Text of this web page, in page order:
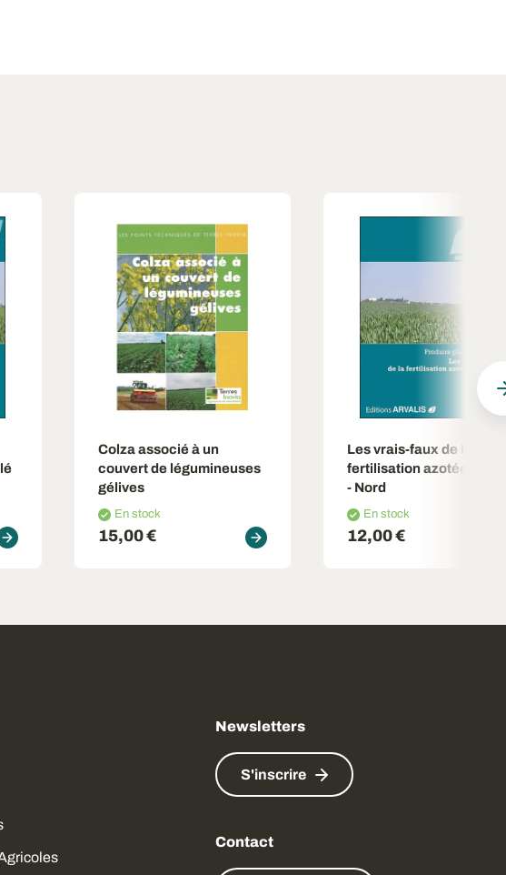
Colza associé à un
couvert de légumineuses
gélives
En stock
15,00 €
Les vrais-faux de la
fertilisation azotée du
- Nord
En stock
12,00 €
Newsletters
S'inscrire
Contact